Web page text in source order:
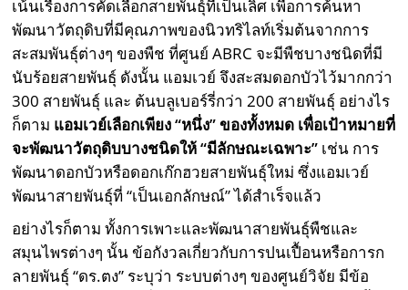
เน้นเรื่องการคัดเลือกสายพันธุ์ที่เป็นเลิศ เพื่อการค้นหา
พัฒนาวัตถุดิบที่มีคุณภาพของนิวทริไลท์เริ่มต้นจากการ
สะสมพันธุ์ต่างๆ ของพืช ที่ศูนย์ ABRC จะมีพืชบางชนิดที่มี
นับร้อยสายพันธุ์ ดังนั้น แอมเวย์ จึงสะสมดอกบัวไว้มากกว่า
300 สายพันธุ์ และ ต้นบลูเบอร์รี่กว่า 200 สายพันธุ์ อย่างไร
ก็ตาม แอมเวย์เลือกเพียง “หนึ่ง” ของทั้งหมด เพื่อเป้าหมายที่
จะพัฒนาวัตถุดิบบางชนิดให้ “มีลักษณะเฉพาะ” เช่น การ
พัฒนาดอกบัวหรือดอกเก๊กฮวยสายพันธุ์ใหม่ ซึ่งแอมเวย์
พัฒนาสายพันธุ์ที่ “เป็นเอกลักษณ์” ได้สำเร็จแล้ว
อย่างไรก็ตาม ทั้งการเพาะและพัฒนาสายพันธุ์พืชและ
สมุนไพรต่างๆ นั้น ข้อกังวลเกี่ยวกับการปนเปื้อนหรือการก
ลายพันธุ์ “ดร.ตง” ระบุว่า ระบบต่างๆ ของศูนย์วิจัย มีข้อ